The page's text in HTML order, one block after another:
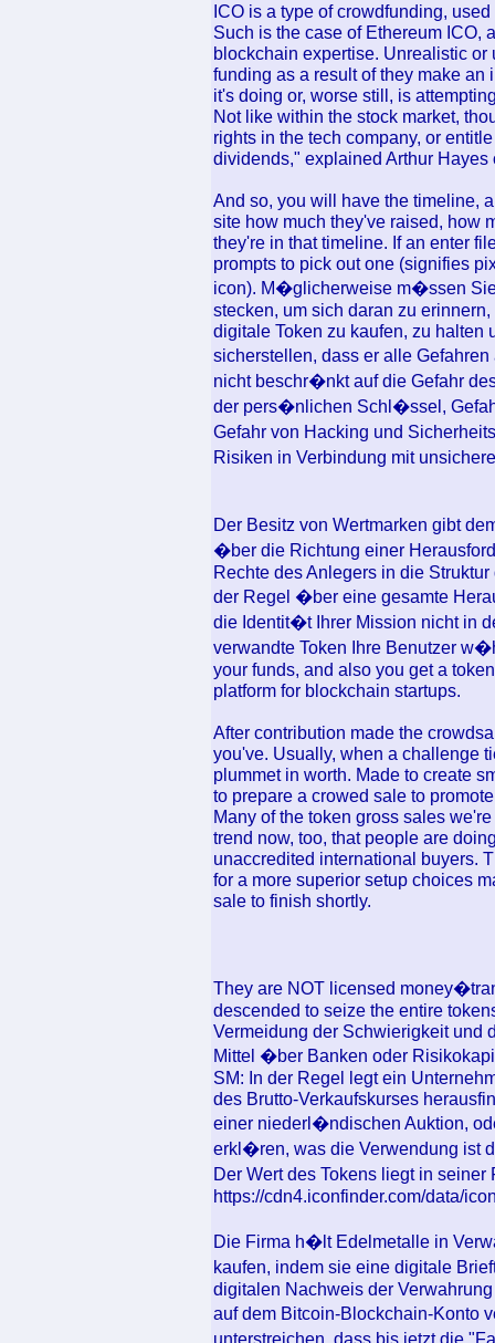
ICO is a type of crowdfunding,
Such is the case of Ethereum ICO,
blockchain expertise. Unrealistic
funding as a result of they make an
it's doing or, worse still, is
Not like within the stock market,
rights in the tech company, or
dividends," explained Arthur
And so, you will have the timeline,
site how much they've raised, how
they're in that timeline. If an enter
prompts to pick out one (signifies
icon). M�glicherweise m�ssen
stecken, um sich daran zu
digitale Token zu kaufen, zu halten
sicherstellen, dass er alle
nicht beschr�nkt auf die Gefahr
der pers�nlichen Schl�ssel,
Gefahr von Hacking und
Risiken in Verbindung mit
Der Besitz von Wertmarken gibt
�ber die Richtung einer
Rechte des Anlegers in die
der Regel �ber eine gesamte
die Identit�t Ihrer Mission nicht in
verwandte Token Ihre Benutzer
your funds, and also you get a
platform for blockchain startups.
After contribution made the
you've. Usually, when a challenge
plummet in worth. Made to create
to prepare a crowed sale to
Many of the token gross sales
trend now, too, that people are
unaccredited international buyers.
for a more superior setup choices
sale to finish shortly.
They are NOT licensed
descended to seize the entire
Vermeidung der Schwierigkeit und
Mittel �ber Banken oder
SM: In der Regel legt ein
des Brutto-Verkaufskurses
einer niederl�ndischen Auktion,
erkl�ren, was die Verwendung ist
Der Wert des Tokens liegt in
https://cdn4.iconfinder.com/data/
Die Firma h�lt Edelmetalle in
kaufen, indem sie eine digitale
digitalen Nachweis der
auf dem Bitcoin-Blockchain-Konto
unterstreichen, dass bis jetzt die